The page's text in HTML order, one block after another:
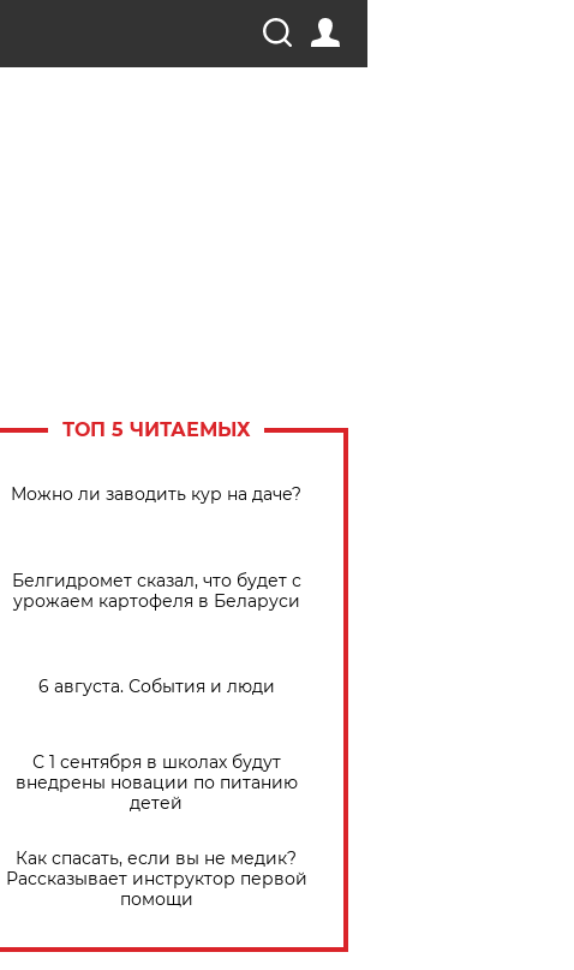
ТОП 5 ЧИТАЕМЫХ
Можно ли заводить кур на даче?
Белгидромет сказал, что будет с
урожаем картофеля в Беларуси
6 августа. События и люди
С 1 сентября в школах будут
внедрены новации по питанию
детей
Как спасать, если вы не медик?
Рассказывает инструктор первой
помощи